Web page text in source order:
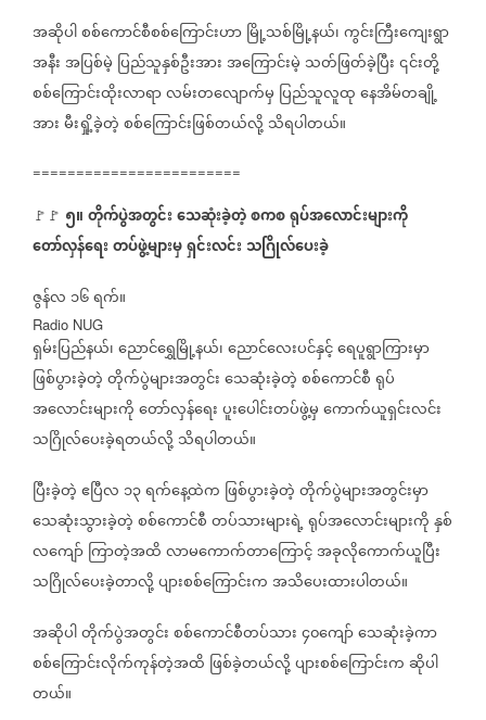
အဆိုပါစစ်ကောင်စီစစ်ကြောင်းဟာမြို့သစ်မြို့နယ်၊ကွင်းကြီးကျေးရွာ
အနီးအပြစ်မဲ့ ပြည်သူနှစ်ဦးအားအကြောင်းမဲ့ သတ်ဖြတ်ခဲ့ပြီး၎င်းတို့
စစ်ကြောင်းထိုးလာရာလမ်းတလျောက်မှ ပြည်သူလူထုနေအိမ်တချို့
အားမီးရှို့ခဲ့တဲ့စစ်ကြောင်းဖြစ်တယ်လို့သိရပါတယ်။
========================
🚩🚩 ၅။တိုက်ပွဲအတွင်းသေဆုံးခဲ့တဲ့စကစရုပ်အလောင်းများကို
တော်လှန်ရေးတပ်ဖွဲ့များမှရှင်းလင်းသဂြိုလ်ပေးခဲ့
ဇွန်လ ၁၆ရက်။
Radio NUG
ရှမ်းပြည်နယ်၊ညောင်ရွှေမြို့နယ်၊ညောင်လေးပင်နှင့်ရေပူရွာကြားမှာ
ဖြစ်ပွားခဲ့တဲ့တိုက်ပွဲများအတွင်းသေဆုံးခဲ့တဲ့စစ်ကောင်စီရုပ်
အလောင်းများကိုတော်လှန်ရေးပူးပေါင်းတပ်ဖွဲ့မှကောက်ယူရှင်းလင်း
သဂြိုလ်ပေးခဲ့ရတယ်လို့သိရပါတယ်။
ပြီးခဲ့တဲ့ဧပြီလ ၁၃ရက်နေ့ထဲက ဖြစ်ပွားခဲ့တဲ့တိုက်ပွဲများအတွင်းမှာ
သေဆုံးသွားခဲ့တဲ့စစ်ကောင်စီတပ်သားများရဲ့ရုပ်အလောင်းများကိုနှစ်
လကျော်ကြာတဲ့အထိလာမကောက်တာကြောင့်အခုလိုကောက်ယူပြီး
သဂြိုလ်ပေးခဲ့တာလို့ပျားစစ်ကြောင်းကအသိပေးထားပါတယ်။
အဆိုပါတိုက်ပွဲအတွင်းစစ်ကောင်စီတပ်သား၄၀ကျော်သေဆုံးခဲ့ကာ
စစ်ကြောင်းလိုက်ကုန်တဲ့အထိ ဖြစ်ခဲ့တယ်လို့ပျားစစ်ကြောင်းကဆိုပါ
တယ်။